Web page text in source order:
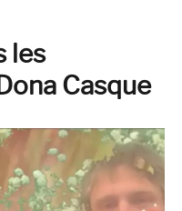
les
Casque